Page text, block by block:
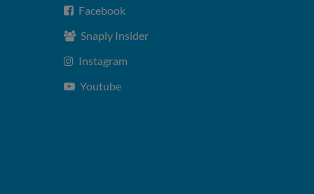
Facebook
Snaply Insider
Instagram
Youtube